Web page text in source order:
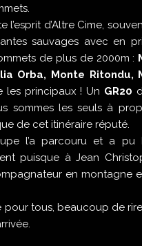
l’esprit d’Altre Cime,
sauvages avec en
de plus de 2000m :
Orba, Monte Ritondu,
les principaux ! Un GR20
sommes les seuls à
de cet itinéraire réputé.
l’a parcouru et a pu
puisque à Jean
en montagne
pour tous, beaucoup de